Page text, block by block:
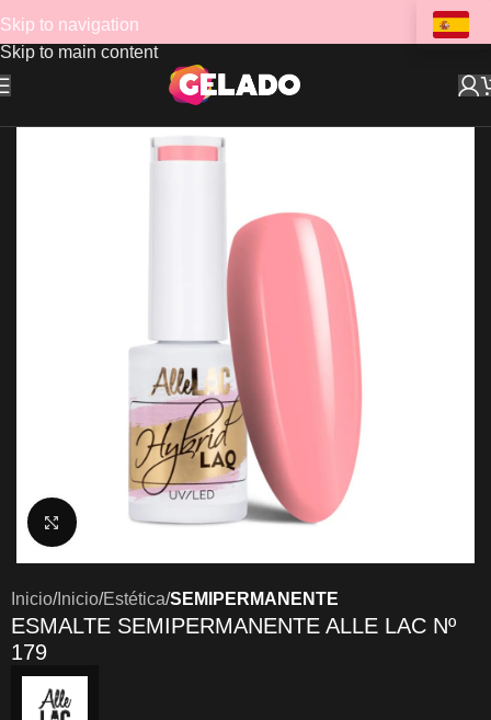
Skip to navigation
Skip to main content
Clic para ampliar
Inicio Inicio Estética SEMIPERMANENTE
ESMALTE SEMIPERMANENTE ALLE LAC Nº
179